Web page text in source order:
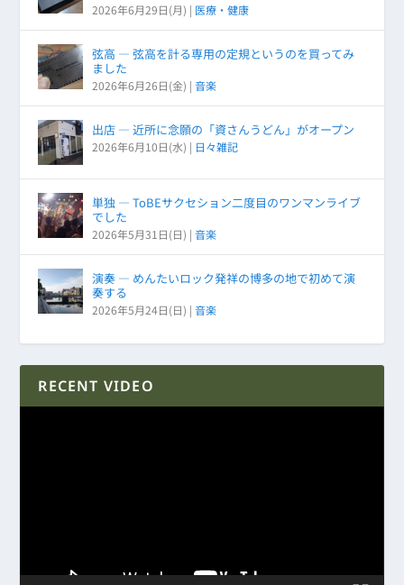
2026年6月29日(月) | 医療・健康
弦高 ― 弦高を計る専用の定規というのを買ってみ
ました
2026年6月26日(金) |音楽
出店 ― 近所に念願の「資さんうどん」がオープン
2026年6月10日(水) | 日々雑記
単独 ― ToBEサクセション二度目のワンマンライブ
でした
2026年5月31日(日) |音楽
演奏 ― めんたいロック発祥の博多の地で初めて演
奏する
2026年5月24日(日) |音楽
RECENT VIDEO